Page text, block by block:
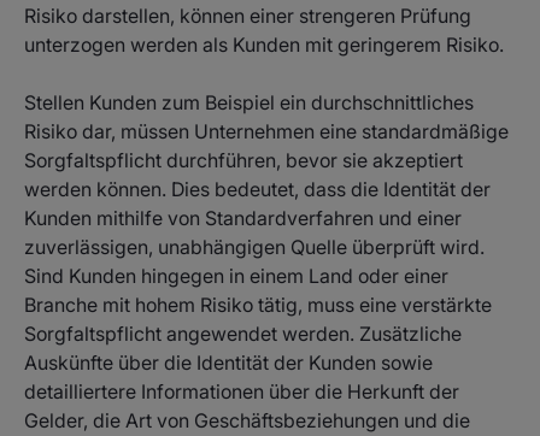
Risiko darstellen, können einer strengeren Prüfung
unterzogen werden als Kunden mit geringerem Risiko.
Stellen Kunden zum Beispiel ein durchschnittliches
Risiko dar, müssen Unternehmen eine standardmäßige
Sorgfaltspflicht durchführen, bevor sie akzeptiert
werden können. Dies bedeutet, dass die Identität der
Kunden mithilfe von Standardverfahren und einer
zuverlässigen, unabhängigen Quelle überprüft wird.
Sind Kunden hingegen in einem Land oder einer
Branche mit hohem Risiko tätig, muss eine verstärkte
Sorgfaltspflicht angewendet werden. Zusätzliche
Auskünfte über die Identität der Kunden sowie
detailliertere Informationen über die Herkunft der
Gelder, die Art von Geschäftsbeziehungen und die